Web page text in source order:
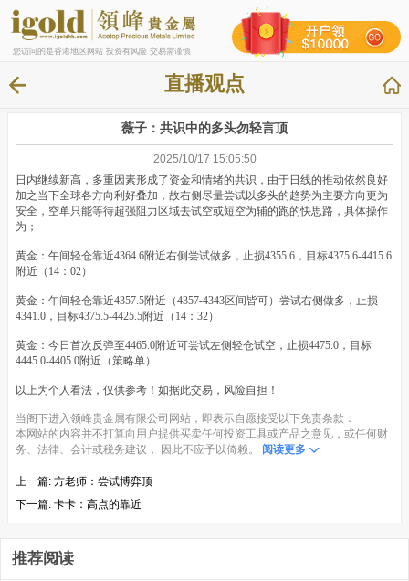
您访问的是香港地区网站 投资有风险 交易需谨慎
直播观点
薇子：共识中的多头勿轻言顶
2025/10/17 15:05:50
日内继续新高，多重因素形成了资金和情绪的共识，由于日线的推动依然良好
加之当下全球各方向利好叠加，故右侧尽量尝试以多头的趋势为主要方向更为
安全，空单只能等待超强阻力区域去试空或短空为辅的跑的快思路，具体操作
为；
黄金：午间轻仓靠近4364.6附近右侧尝试做多，止损4355.6，目标4375.6-4415.6
附近（14：02）
黄金：午间轻仓靠近4357.5附近（4357-4343区间皆可）尝试右侧做多，止损
4341.0，目标4375.5-4425.5附近（14：32）
黄金：今日首次反弹至4465.0附近可尝试左侧轻仓试空，止损4475.0，目标
4445.0-4405.0附近（策略单）
以上为个人看法，仅供参考！如据此交易，风险自担！
当阁下进入领峰贵金属有限公司网站，即表示自愿接受以下免责条款：
本网站的内容并不打算向用户提供买卖任何投资工具或产品之意见，或任何财
务、法律、会计或税务建议， 因此不应予以倚赖。
阅读更多
上一篇: 方老师：尝试博弈顶
下一篇: 卡卡：高点的靠近
推荐阅读